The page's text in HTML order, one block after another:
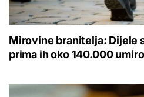
Mirovine branitelja: Dijele
prima ih oko 140.000